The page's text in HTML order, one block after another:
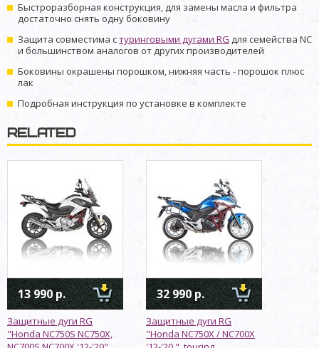
Быстроразборная конструкция, для замены масла и фильтра
достаточно снять одну боковину
Защита совместима стуринговыми дугами RG для семейства NC
и большинством аналогов от других производителей
Боковины окрашены порошком, нижняя часть - порошок плюс
лак
Подробная инструкция по установке в комплекте
RELATED
13 990 р.
Защитные дуги RG
"Honda NC750S NC750X,
32 990 р.
Защитные дуги RG
"Honda NC750X / NC700X